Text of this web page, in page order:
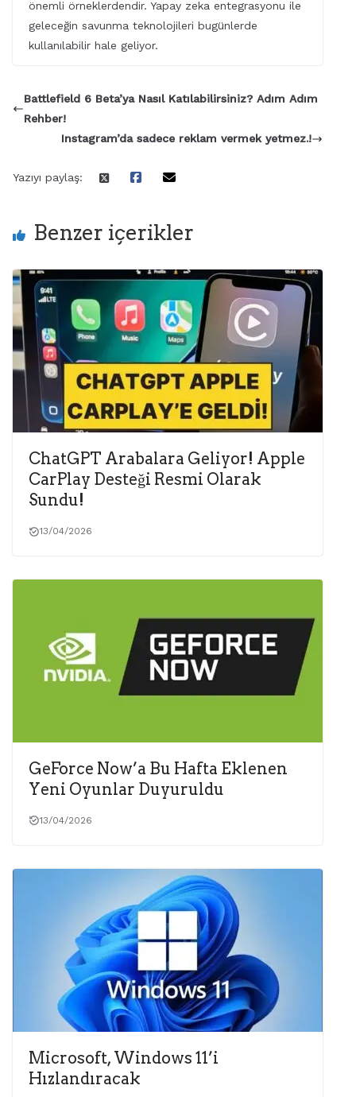
önemli örneklerdendir. Yapay zeka entegrasyonu ile
geleceğin savunma teknolojileri bugünlerde
kullanılabilir hale geliyor.
Battlefield 6 Beta’ya Nasıl Katılabilirsiniz? Adım Adım
Rehber!
Instagram’da sadece reklam vermek yetmez.!
Yazıyı paylaş:
Benzer içerikler
ChatGPT Arabalara Geliyor! Apple
CarPlay Desteği Resmi Olarak
Sundu!
13/04/2026
GeForce Now’a Bu Hafta Eklenen
Yeni Oyunlar Duyuruldu
13/04/2026
Microsoft, Windows 11’i
Hızlandıracak